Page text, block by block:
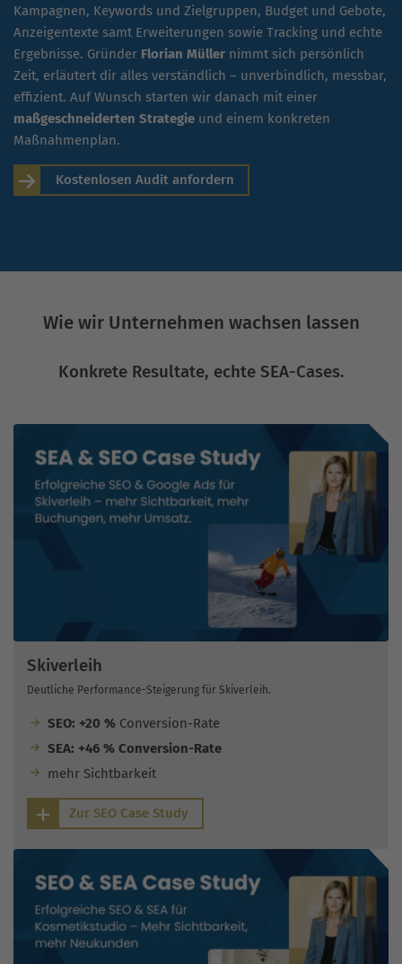
Kampagnen, Keywords und Zielgruppen, Budget und Gebote,
Anzeigentexte samt Erweiterungen sowie Tracking und echte
Ergebnisse. Gründer Florian Müller nimmt sich persönlich
Zeit, erläutert dir alles verständlich – unverbindlich, messbar,
effizient. Auf Wunsch starten wir danach mit einer
maßgeschneiderten Strategie und einem konkreten
Maßnahmenplan.
Kostenlosen Audit anfordern
Wie wir Unternehmen wachsen lassen
Konkrete Resultate, echte SEA-Cases.
Skiverleih
Deutliche Performance-Steigerung für Skiverleih.
SEO: +20 % Conversion-Rate
SEA: +46 % Conversion-Rate
mehr Sichtbarkeit
Zur SEO Case Study